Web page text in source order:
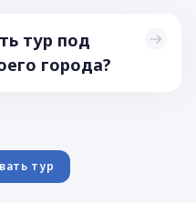
тур под
города?
тур